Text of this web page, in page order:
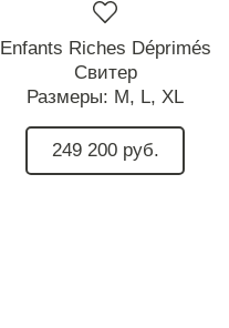
Enfants Riches Déprimés
Свитер
Размеры: M, L, XL
249 200 руб.